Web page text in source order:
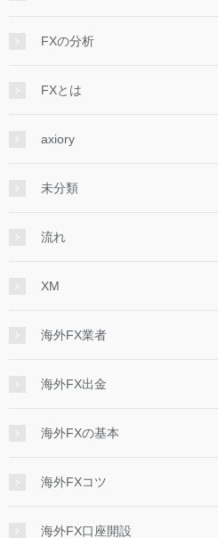
FXの分析
FXとは
axiory
未分類
流れ
XM
海外FX業者
海外FX出金
海外FXの基本
海外FXコツ
海外FX口座開設